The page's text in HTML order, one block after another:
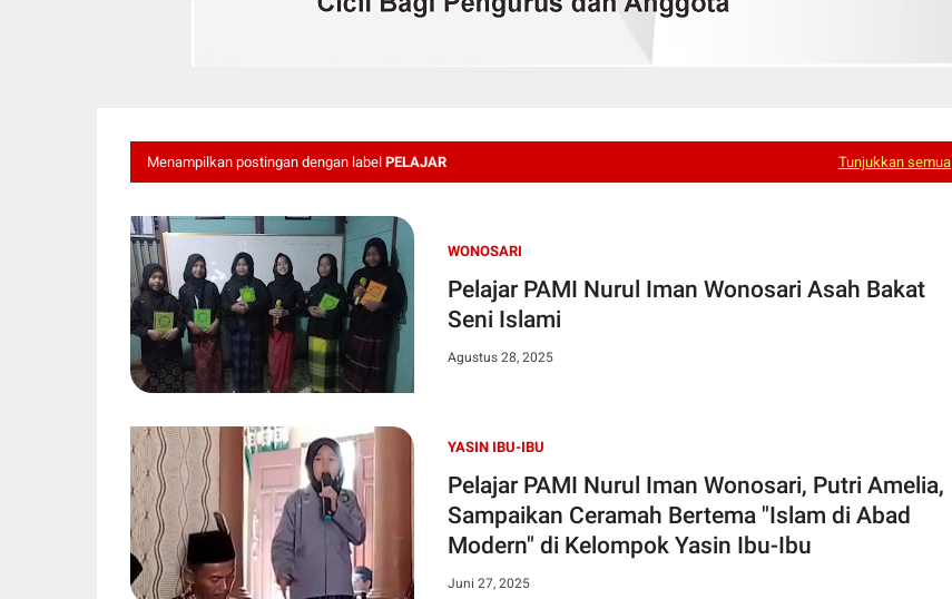
Menampilkan postingan dengan label PELAJAR Tunjukkan semua
WONOSARI
Pelajar PAMI Nurul Iman Wonosari Asah Bakat
Seni Islami
Agustus 28, 2025
YASIN IBU-IBU
Pelajar PAMI Nurul Iman Wonosari, Putri Amelia,
Sampaikan Ceramah Bertema "Islam di Abad
Modern" di Kelompok Yasin Ibu-Ibu
Juni 27, 2025